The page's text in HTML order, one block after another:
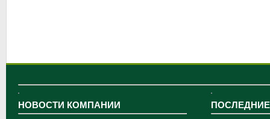
НОВОСТИ КОМПАНИИ